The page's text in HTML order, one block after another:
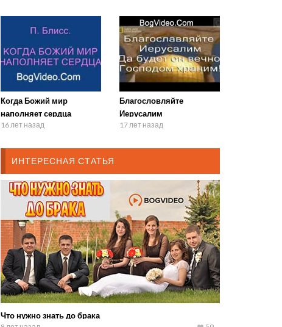
Когда Божий мир
наполняет сердца
16 лет назад
Благословляйте
Иерусалим
17 лет назад
ИНТЕРЕСНАЯ СТАТЬЯ
Что нужно знать до брака